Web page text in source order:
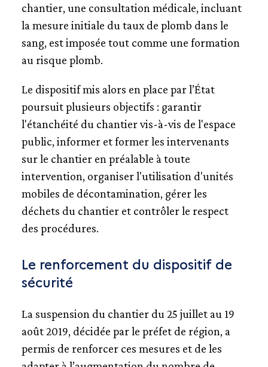
chantier, une consultation médicale, incluant
la mesure initiale du taux de plomb dans le
sang, est imposée tout comme une formation
au risque plomb.
Le dispositif mis alors en place par l’État
poursuit plusieurs objectifs : garantir
l'étanchéité du chantier vis-à-vis de l'espace
public, informer et former les intervenants
sur le chantier en préalable à toute
intervention, organiser l'utilisation d'unités
mobiles de décontamination, gérer les
déchets du chantier et contrôler le respect
des procédures.
Le renforcement du dispositif de
sécurité
La suspension du chantier du 25 juillet au 19
août 2019, décidée par le préfet de région, a
permis de renforcer ces mesures et de les